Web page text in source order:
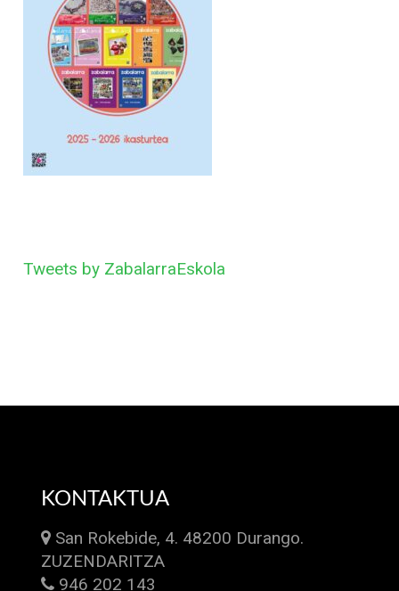
Tweets by ZabalarraEskola
KONTAKTUA
San Rokebide, 4. 48200 Durango.
ZUZENDARITZA
946 202 143